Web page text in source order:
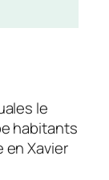
le
habitants
en Xavier